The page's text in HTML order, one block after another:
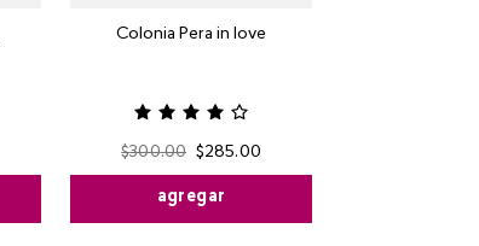
Colonia Pera in love
$300.00 $285.00
agregar